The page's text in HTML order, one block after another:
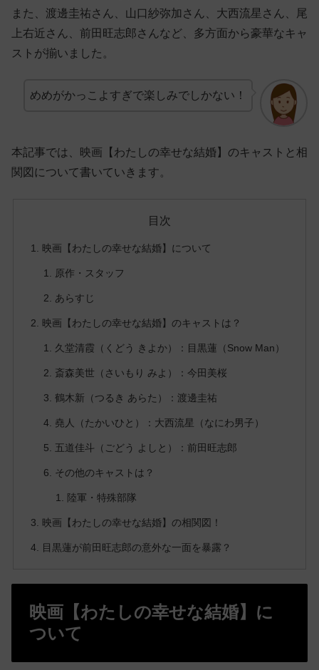
また、渡邊圭祐さん、山口紗弥加さん、大西流星さん、尾
上右近さん、前田旺志郎さんなど、多方面から豪華なキャ
ストが揃いました。
めめがかっこよすぎで楽しみでしかない！
本記事では、映画【わたしの幸せな結婚】のキャストと相
関図について書いていきます。
目次
映画【わたしの幸せな結婚】について
原作・スタッフ
あらすじ
映画【わたしの幸せな結婚】のキャストは？
久堂清霞（くどう きよか）：目黒蓮（Snow Man）
斎森美世（さいもり みよ）：今田美桜
鶴木新（つるき あらた）：渡邊圭祐
堯人（たかいひと）：大西流星（なにわ男子）
五道佳斗（ごどう よしと）：前田旺志郎
その他のキャストは？
陸軍・特殊部隊
映画【わたしの幸せな結婚】の相関図！
目黒蓮が前田旺志郎の意外な一面を暴露？
映画【わたしの幸せな結婚】に
ついて